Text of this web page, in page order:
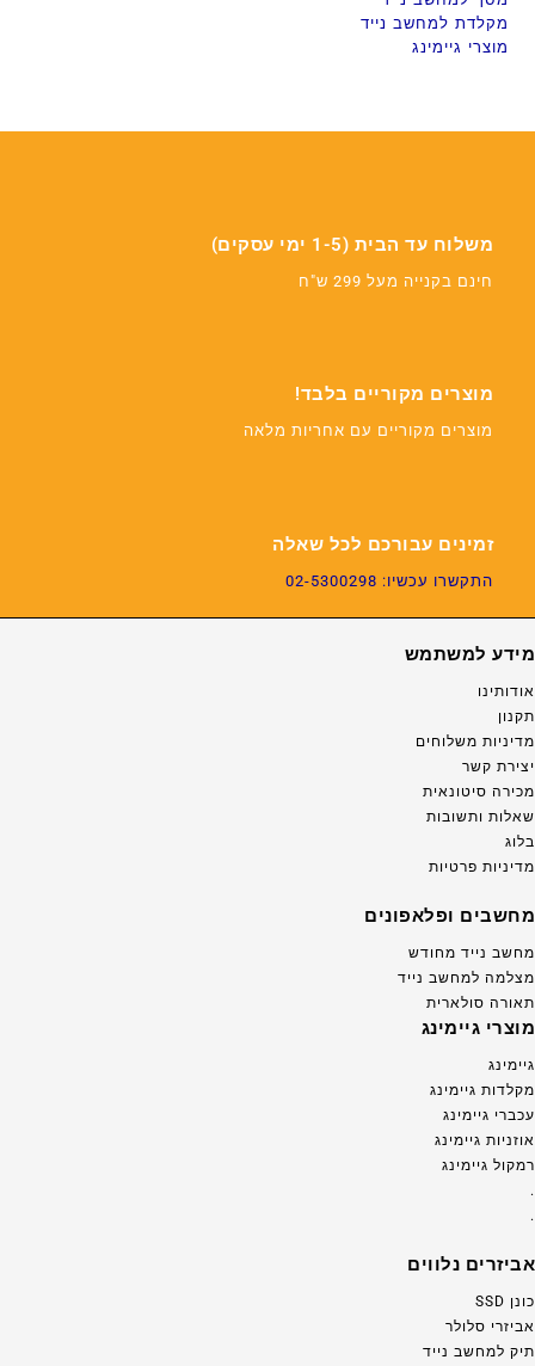
מקלדת למחשב נייד
מוצרי גיימינג
משלוח עד הבית (1-5 ימי עסקים)
חינם בקנייה מעל 299 ש"ח
מוצרים מקוריים בלבד!
מוצרים מקוריים עם אחריות מלאה
זמינים עבורכם לכל שאלה
התקשרו עכשיו: 02-5300298
מידע למשתמש
אודותינו
תקנון
מדיניות משלוחים
יצירת קשר
מכירה סיטונאית
שאלות ותשובות
בלוג
מדיניות פרטיות
מחשבים ופלאפונים
מחשב נייד מחודש
מצלמה למחשב נייד
תאורה סולארית
מוצרי גיימינג
גיימינג
מקלדות גיימינג
עכברי גיימינג
אוזניות גיימינג
רמקול גיימינג
.
.
אביזרים נלווים
כונן SSD
אביזרי סלולר
תיק למחשב נייד